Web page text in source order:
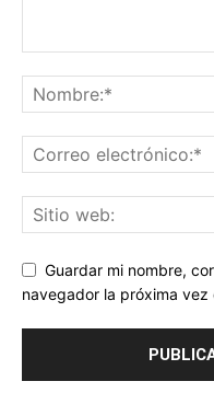
Guardar mi nombre,
navegador la próxima vez